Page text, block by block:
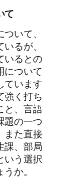
て
いて、
るが、
いるとの
について
ています
強く打ち
と、言語
題の一つ
また直接
課、部局
いう選択
か。